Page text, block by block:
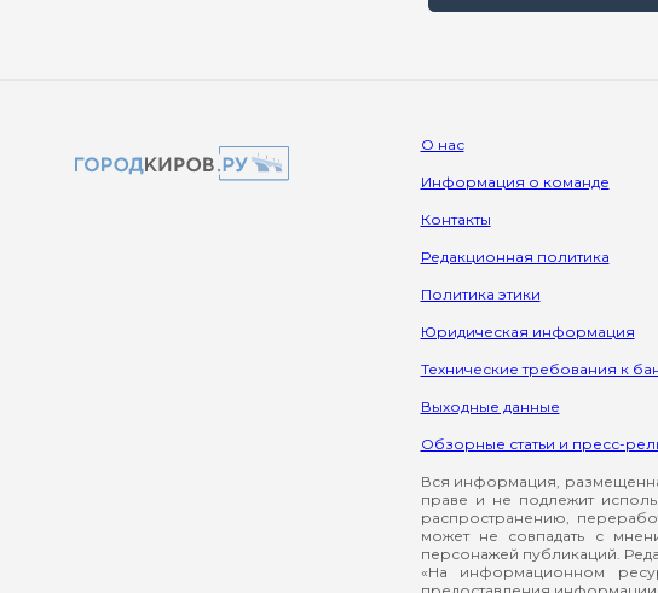
О нас
Информация о команде
Контакты
Редакционная политика
Политика этики
Юридическая информация
Технические требования к
Выходные данные
Обзорные статьи и пресс-
Вся информация,
праве и не подлежит
распространению,
может не совпадать с
персонажей публикаций.
«На информационном